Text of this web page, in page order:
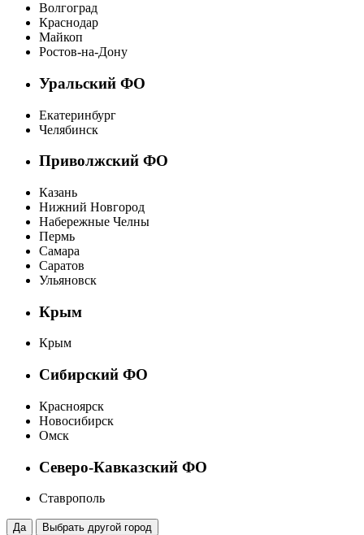
Волгоград
Краснодар
Майкоп
Ростов-на-Дону
Уральский ФО
Екатеринбург
Челябинск
Приволжский ФО
Казань
Нижний Новгород
Набережные Челны
Пермь
Самара
Саратов
Ульяновск
Крым
Крым
Сибирский ФО
Красноярск
Новосибирск
Омск
Северо-Кавказский ФО
Ставрополь